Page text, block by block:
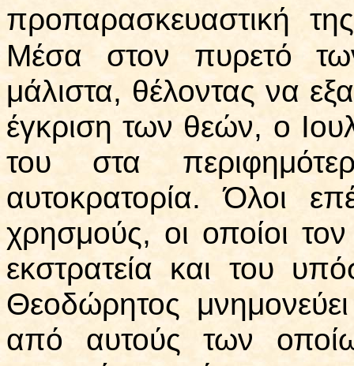
προπαρασκευαστική
Μέσα στον πυρετό
μάλιστα, θέλοντας να
έγκριση των θεών, ο
του στα
αυτοκρατορία. Όλοι
χρησμούς, οι οποίοι
εκστρατεία και του
Θεοδώρητος
από αυτούς των